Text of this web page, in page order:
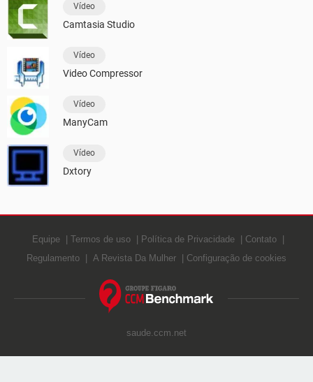
Vídeo
Camtasia Studio
Vídeo
Video Compressor
Vídeo
ManyCam
Vídeo
Dxtory
Equipe Termos de uso Política de Privacidade
Contato
Regulamento
A Revista Da Mulher Configuração de cookies
saude.ccm.net